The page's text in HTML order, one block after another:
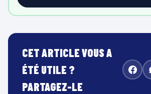
CET ARTICLE VOUS A
ÉTÉ UTILE ?
PARTAGEZ-LE